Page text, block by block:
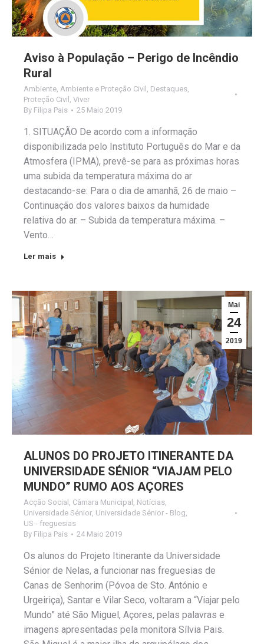
Aviso à População – Perigo de Incêndio
Rural
Ambiente Ambiente e Proteção Civil Destaques
Proteção Civil
Viver
By Filipa Pais 25 Maio 2019
1. SITUAÇÃO De acordo com a informação
disponibilizada pelo Instituto Português do Mar e da
Atmosfera (IPMA), prevê-se para as próximas horas
uma subida da temperatura máxima do ar
destacando-se: Para o dia de amanhã, 26 de maio –
Continuação dos valores baixos da humidade
relativa do ar. – Subida da temperatura máxima. –
Vento…
Ler mais
Mai
24
2019
ALUNOS DO PROJETO ITINERANTE DA
UNIVERSIDADE SÉNIOR “VIAJAM PELO
MUNDO” RUMO AOS AÇORES
Acção Social , Câmara Municipal , Notícias,
Universidade Sénior, Universidade Sénior - Blog,
US - freguesias
By Filipa Pais 24 Maio 2019
Os alunos do Projeto Itinerante da Universidade
Sénior de Nelas, a funcionar nas freguesias de
Canas de Senhorim (Póvoa de Sto. António e
Urgeiriça), Santar e Vilar Seco, voltaram a “Viajar pelo
Mundo” até São Miguel, Açores, pelas palavras e
imagens apresentadas pela monitora Sílvia Pais.